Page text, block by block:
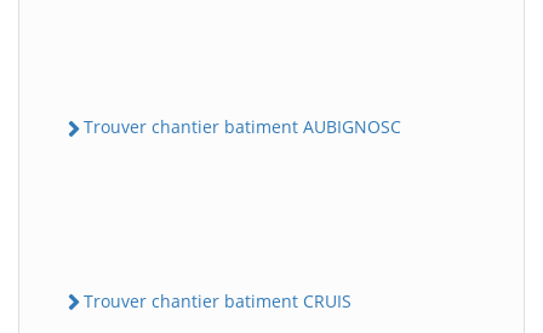
Trouver chantier batiment AUBIGNOSC
Trouver chantier batiment CRUIS